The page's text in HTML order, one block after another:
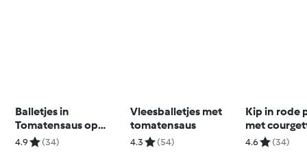
Balletjes in
Tomatensaus op
grootmoeders wijze
4.9 (34)
Vleesballetjes met
tomatensaus
4.3 (54)
Kip in rode
met
couscous
4.6 (34)